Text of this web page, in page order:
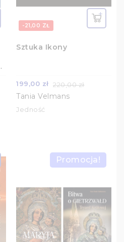
-21,00 ZŁ
Sztuka Ikony
199,00 zł 220,00 zł
Tania Velmans
Jedność
Promocja!